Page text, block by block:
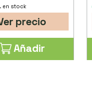
en stock
precio
Añadir